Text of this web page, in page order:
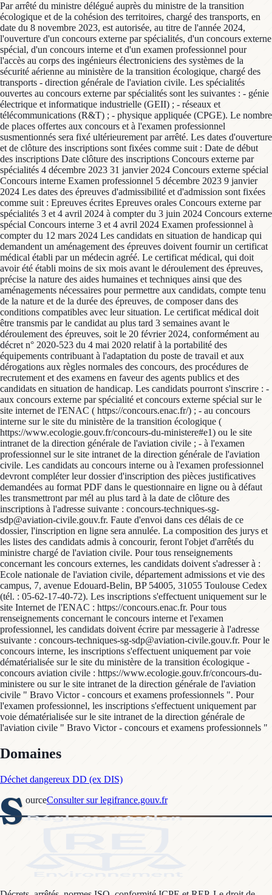
Par arrêté du ministre délégué auprès du ministre de la transition
écologique et de la cohésion des territoires, chargé des transports, en
date du 8 novembre 2023, est autorisée, au titre de l'année 2024,
l'ouverture d'un concours externe par spécialités, d'un concours externe
spécial, d'un concours interne et d'un examen professionnel pour
l'accès au corps des ingénieurs électroniciens des systèmes de la
sécurité aérienne au ministère de la transition écologique, chargé des
transports - direction générale de l'aviation civile. Les spécialités
ouvertes au concours externe par spécialités sont les suivantes : - génie
électrique et informatique industrielle (GEII) ; - réseaux et
télécommunications (R&T) ; - physique appliquée (CPGE). Le nombre
de places offertes aux concours et à l'examen professionnel
susmentionnés sera fixé ultérieurement par arrêté. Les dates d'ouverture
et de clôture des inscriptions sont fixées comme suit : Date de début
des inscriptions Date clôture des inscriptions Concours externe par
spécialités 4 décembre 2023 31 janvier 2024 Concours externe spécial
Concours interne Examen professionnel 5 décembre 2023 9 janvier
2024 Les dates des épreuves d'admissibilité et d'admission sont fixées
comme suit : Epreuves écrites Epreuves orales Concours externe par
spécialités 3 et 4 avril 2024 à compter du 3 juin 2024 Concours externe
spécial Concours interne 3 et 4 avril 2024 Examen professionnel à
compter du 12 mars 2024 Les candidats en situation de handicap qui
demandent un aménagement des épreuves doivent fournir un certificat
médical établi par un médecin agréé. Le certificat médical, qui doit
avoir été établi moins de six mois avant le déroulement des épreuves,
précise la nature des aides humaines et techniques ainsi que des
aménagements nécessaires pour permettre aux candidats, compte tenu
de la nature et de la durée des épreuves, de composer dans des
conditions compatibles avec leur situation. Le certificat médical doit
être transmis par le candidat au plus tard 3 semaines avant le
déroulement des épreuves, soit le 20 février 2024, conformément au
décret n° 2020-523 du 4 mai 2020 relatif à la portabilité des
équipements contribuant à l'adaptation du poste de travail et aux
dérogations aux règles normales des concours, des procédures de
recrutement et des examens en faveur des agents publics et des
candidats en situation de handicap. Les candidats pourront s'inscrire : -
aux concours externe par spécialité et concours externe spécial sur le
site internet de l'ENAC ( https://concours.enac.fr/) ; - au concours
interne sur le site du ministère de la transition écologique (
https://www.ecologie.gouv.fr/concours-du-ministere#e1) ou le site
intranet de la direction générale de l'aviation civile ; - à l'examen
professionnel sur le site intranet de la direction générale de l'aviation
civile. Les candidats au concours interne ou à l'examen professionnel
devront compléter leur dossier d'inscription des pièces justificatives
demandées au format PDF dans le questionnaire en ligne ou à défaut
les transmettront par mél au plus tard à la date de clôture des
inscriptions à l'adresse suivante : concours-techniques-sg-
sdp@aviation-civile.gouv.fr. Faute d'envoi dans ces délais de ce
dossier, l'inscription en ligne sera annulée. La composition des jurys et
les listes des candidats admis à concourir, feront l'objet d'arrêtés du
ministre chargé de l'aviation civile. Pour tous renseignements
concernant les concours externes, les candidats doivent s'adresser à :
Ecole nationale de l'aviation civile, département admissions et vie des
campus, 7, avenue Edouard-Belin, BP 54005, 31055 Toulouse Cedex
(tél. : 05-62-17-40-72). Les inscriptions s'effectuent uniquement sur le
site Internet de l'ENAC : https://concours.enac.fr. Pour tous
renseignements concernant le concours interne et l'examen
professionnel, les candidats doivent écrire par messagerie à l'adresse
suivante : concours-techniques-sg-sdp@aviation-civile.gouv.fr. Pour le
concours interne, les inscriptions s'effectuent uniquement par voie
dématérialisée sur le site du ministère de la transition écologique -
concours aviation civile : https://www.ecologie.gouv.fr/concours-du-
ministere ou sur le site intranet de la direction générale de l'aviation
civile " Bravo Victor - concours et examens professionnels ". Pour
l'examen professionnel, les inscriptions s'effectuent uniquement par
voie dématérialisée sur le site intranet de la direction générale de
l'aviation civile " Bravo Victor - concours et examens professionnels "
Domaines
Déchet dangereux DD (ex DIS)
S ourceConsulter sur legifrance.gouv.fr